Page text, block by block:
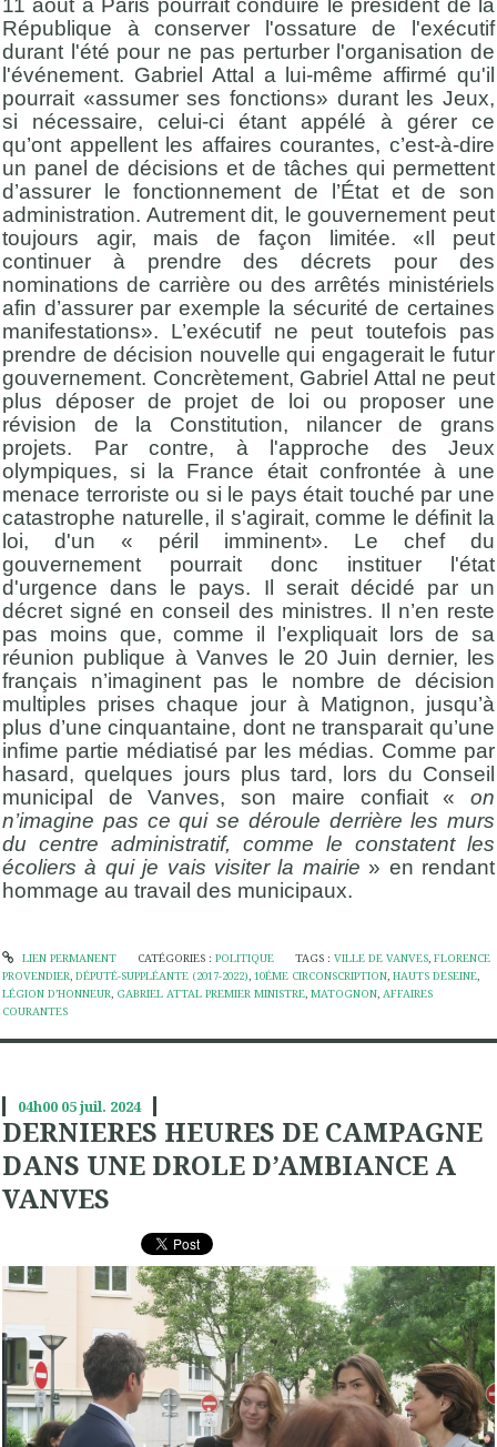
11 août à Paris pourrait conduire le président de la
République à conserver l'ossature de l'exécutif
durant l'été pour ne pas perturber l'organisation de
l'événement. Gabriel Attal a lui-même affirmé qu'il
pourrait «assumer ses fonctions» durant les Jeux,
si nécessaire, celui-ci étant appélé à gérer ce
qu’ont appellent les affaires courantes, c’est-à-dire
un panel de décisions et de tâches qui permettent
d’assurer le fonctionnement de l’État et de son
administration. Autrement dit, le gouvernement peut
toujours agir, mais de façon limitée. «Il peut
continuer à prendre des décrets pour des
nominations de carrière ou des arrêtés ministériels
afin d’assurer par exemple la sécurité de certaines
manifestations». L’exécutif ne peut toutefois pas
prendre de décision nouvelle qui engagerait le futur
gouvernement. Concrètement, Gabriel Attal ne peut
plus déposer de projet de loi ou proposer une
révision de la Constitution, nilancer de grans
projets. Par contre, à l'approche des Jeux
olympiques, si la France était confrontée à une
menace terroriste ou si le pays était touché par une
catastrophe naturelle, il s'agirait, comme le définit la
loi, d'un « péril imminent». Le chef du
gouvernement pourrait donc instituer l'état
d'urgence dans le pays. Il serait décidé par un
décret signé en conseil des ministres. Il n’en reste
pas moins que, comme il l’expliquait lors de sa
réunion publique à Vanves le 20 Juin dernier, les
français n’imaginent pas le nombre de décision
multiples prises chaque jour à Matignon, jusqu’à
plus d’une cinquantaine, dont ne transparait qu’une
infime partie médiatisé par les médias. Comme par
hasard, quelques jours plus tard, lors du Conseil
municipal de Vanves, son maire confiait « on
n’imagine pas ce qui se déroule derrière les murs
du centre administratif, comme le constatent les
écoliers à qui je vais visiter la mairie » en rendant
hommage au travail des municipaux.
LIEN PERMANENT CATÉGORIES : POLITIQUE TAGS :VILLE DE VANVES,FLORENCE
PROVENDIER, DÉPUTÉ-SUPPLÉANTE (2017-2022), 10ÉME CIRCONSCRIPTION, HAUTS DESEINE,
LÉGION D’HONNEUR, GABRIEL ATTAL PREMIER MINISTRE, MATOGNON, AFFAIRES
COURANTES
04h00 05juil. 2024
DERNIERES HEURES DE CAMPAGNE
DANS UNE DROLE D’AMBIANCE A
VANVES